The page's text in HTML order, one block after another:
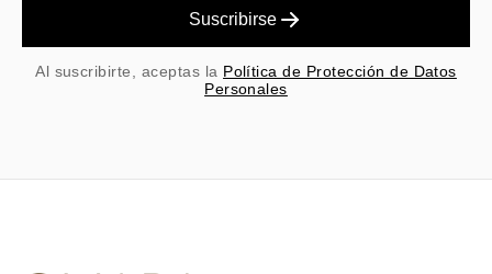
Suscribirse
Al suscribirte, aceptas la Política de Protección de Datos
Personales